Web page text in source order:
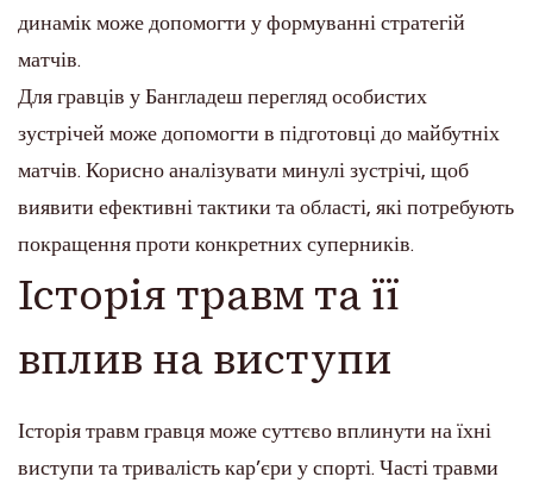
динамік може допомогти у формуванні стратегій
матчів.
Для гравців у Бангладеш перегляд особистих
зустрічей може допомогти в підготовці до майбутніх
матчів. Корисно аналізувати минулі зустрічі, щоб
виявити ефективні тактики та області, які потребують
покращення проти конкретних суперників.
Історія травм та її
вплив на виступи
Історія травм гравця може суттєво вплинути на їхні
виступи та тривалість кар’єри у спорті. Часті травми